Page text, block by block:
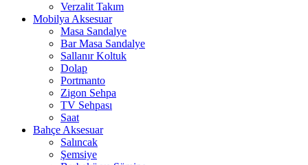
Verzalit Takım
Mobilya Aksesuar
Masa Sandalye
Bar Masa Sandalye
Sallanır Koltuk
Dolap
Portmanto
Zigon Sehpa
TV Sehpası
Saat
Bahçe Aksesuar
Salıncak
Şemsiye